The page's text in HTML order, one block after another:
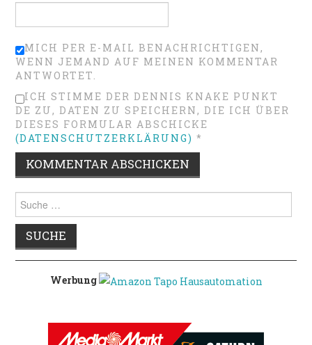
MICH PER E-MAIL BENACHRICHTIGEN,
WENN JEMAND AUF MEINEN KOMMENTAR
ANTWORTET.
ICH STIMME DER DENNIS KNAKE PUNKT
DE ZU, DATEN ZU SPEICHERN, DIE ICH ÜBER
DIESES FORMULAR ABSCHICKE
(DATENSCHUTZERKLÄRUNG) *
Suche
nach:
Werbung